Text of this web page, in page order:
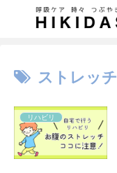
ストレッチ
リハビリ